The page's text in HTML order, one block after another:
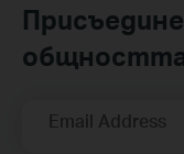
Email Address